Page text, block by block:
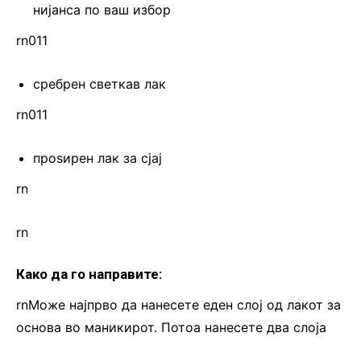
нијанса по ваш избор
rn011
сребрен светкав лак
rn011
проѕирен лак за сјај
rn
rn
Како да го направите:
rnМоже најпрво да нанесете еден слој од лакот за
основа во маникирот. Потоа нанесете два слоја